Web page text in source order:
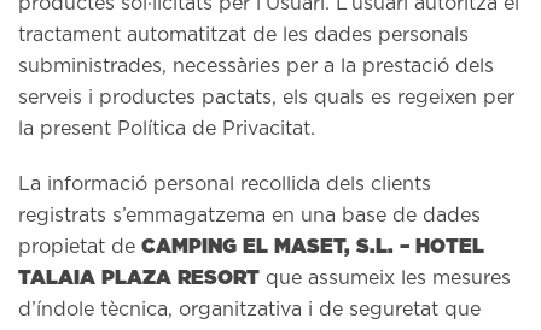
tractament automatitzat de les dades personals
subministrades, necessàries per a la prestació dels
serveis i productes pactats, els quals es regeixen per
la present Política de Privacitat.
La informació personal recollida dels clients
registrats s’emmagatzema en una base de dades
propietat de CAMPING EL MASET, S.L. – HOTEL
TALAIA PLAZA RESORT que assumeix les mesures
d’índole tècnica, organitzativa i de seguretat que